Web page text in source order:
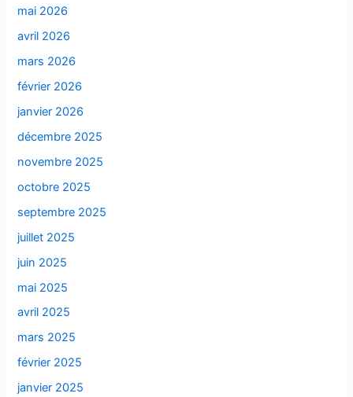
mai 2026
avril 2026
mars 2026
février 2026
janvier 2026
décembre 2025
novembre 2025
octobre 2025
septembre 2025
juillet 2025
juin 2025
mai 2025
avril 2025
mars 2025
février 2025
janvier 2025